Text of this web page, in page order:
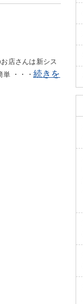
店さんは新シス
・・・ 続きを